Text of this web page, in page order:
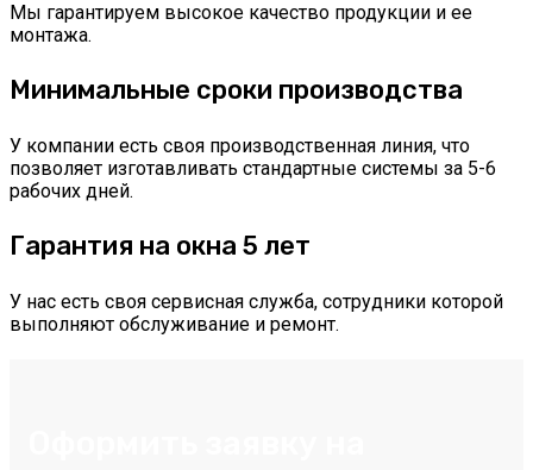
Мы гарантируем высокое качество продукции и ее
монтажа.
Минимальные сроки производства
У компании есть своя производственная линия, что
позволяет изготавливать стандартные системы за 5-6
рабочих дней.
Гарантия на окна 5 лет
У нас есть своя сервисная служба, сотрудники которой
выполняют обслуживание и ремонт.